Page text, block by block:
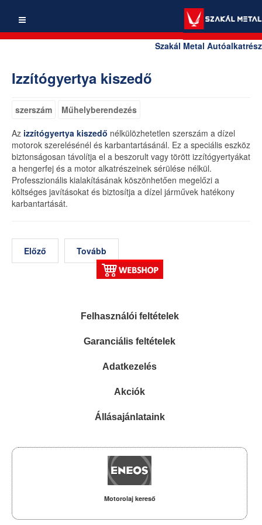
Szakál Metal Autóalkatrész
Izzítógyertya kiszedő
szerszám
Műhelyberendezés
Az izzítógyertya kiszedő nélkülözhetetlen szerszám a dízel
motorok szerelésénél és karbantartásánál. Ez a speciális eszköz
biztonságosan távolítja el a beszorult vagy törött izzítógyertyákat
a hengerfej és a motor alkatrészeinek sérülése nélkül.
Professzionális kialakításának köszönhetően megelőzi a
költséges javításokat és biztosítja a dízel járművek hatékony
karbantartását.
Előző Tovább
Felhasználói feltételek
Garanciális feltételek
Adatkezelés
Akciók
Állásajánlataink
Motorolaj kereső